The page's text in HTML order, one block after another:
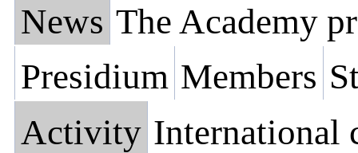
News The Academy
Presidium Members
Activity International